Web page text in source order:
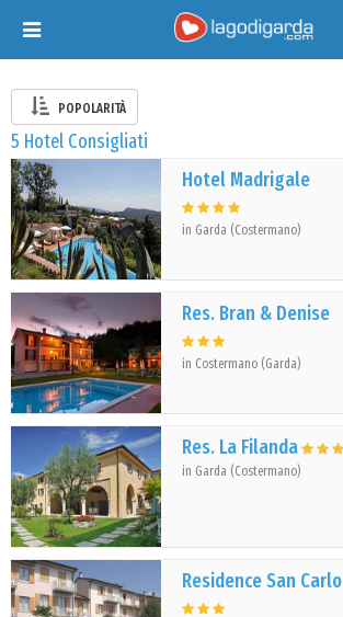
Toggle
navigation
POPOLARITÀ
5 Hotel Consigliati
Hotel Madrigale
in Garda (Costermano)
Res. Bran & Denise
in Costermano (Garda)
Res. La Filanda
in Garda (Costermano)
Residence San Carlo